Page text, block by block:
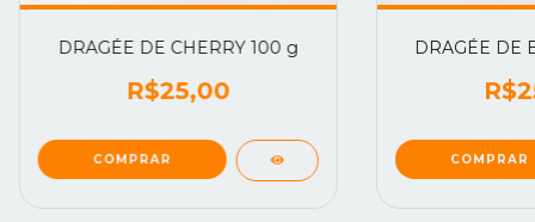
DRAGÉE DE CHERRY 100 g
R$25,00
DRAGÉE DE